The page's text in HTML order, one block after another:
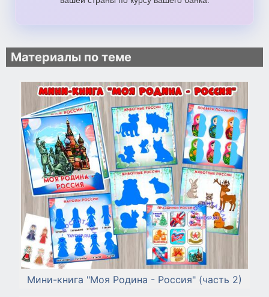
Материалы по теме
Мини-книга "Моя Родина - Россия" (часть 2)